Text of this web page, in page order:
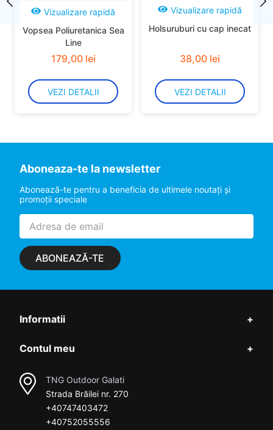
Vizualizare rapidă
Vopsea Poliuretanica Sea
Line
179,00 lei
VEZI DETALII
Vizualizare rapidă
Holsuruburi cu cap inecat
38,00 lei
VEZI DETALII
Aboneaza-te la newsletter
Abonează-te pentru a beneficia de ultimele noutaţi şi
promoţii speciale
ABONEAZĂ-TE
Informatii +
Contul meu +
TNG Outdoor Galati
Strada Brăilei nr. 270
+40747403472
+40752055556